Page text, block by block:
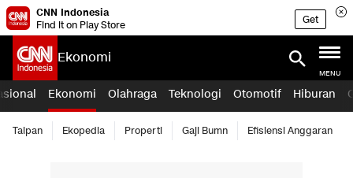
CNN Indonesia
Find it on Play Store
Get
Ekonomi
MENU
Ekonomi Olahraga Teknologi Otomotif Hiburan
Taipan Ekopedia Properti Gaji Bumn Efisiensi Anggaran